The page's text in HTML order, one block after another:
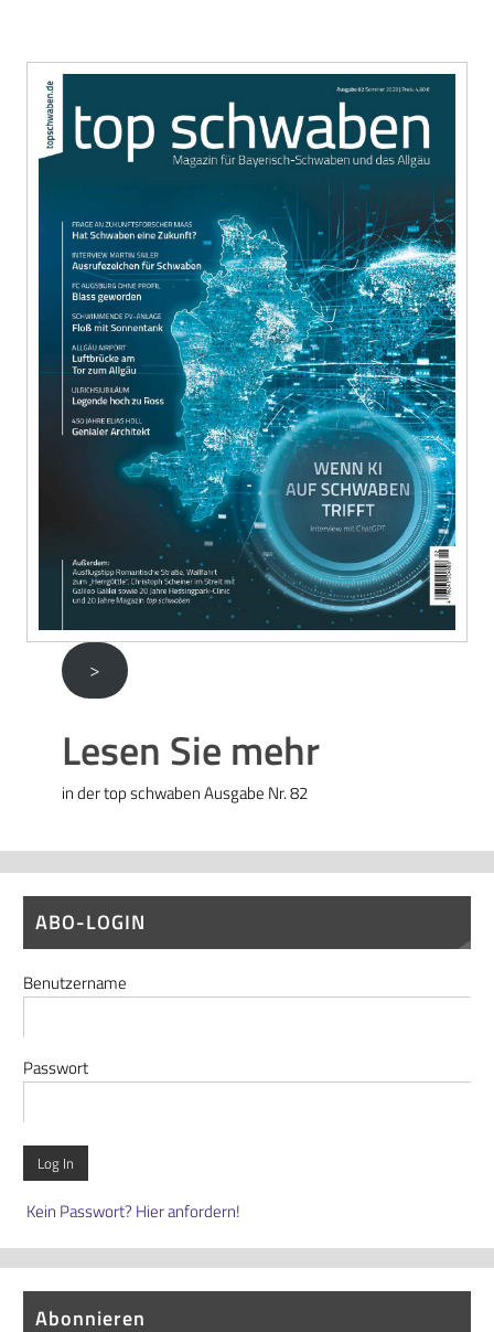
>
Lesen Sie mehr
in der top schwaben Ausgabe Nr. 82
ABO-LOGIN
Benutzername
Passwort
Kein Passwort? Hier anfordern!
Abonnieren